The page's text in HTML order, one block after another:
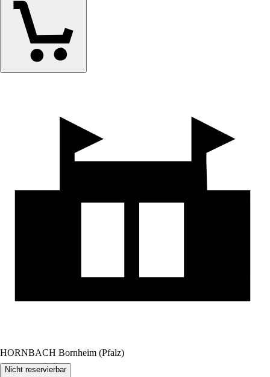
HORNBACH Bornheim (Pfalz)
Nicht reservierbar